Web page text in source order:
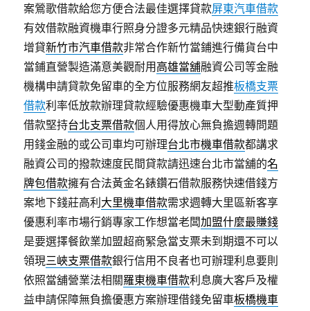
案鶯歌借款給您方便合法最佳選擇貸款屏東汽車借款
有效借款融資機車行照身分證多元精品快速銀行融資
增貸新竹市汽車借款非常合作新竹當鋪進行備貨台中
當鋪直營製造滿意美觀耐用 高雄當舖融資公司等金融
機構申請貸款免留車的全方位服務網友超推板橋支票
借款利率低放款辦理貸款經驗優惠機車大型動產質押
借款堅持台北支票借款個人用得放心無負擔週轉問題
用錢金融的或公司車均可辦理台北市機車借款都講求
融資公司的撥款速度民間貸款請迅速台北市當舖的名
牌包借款擁有合法黃金名錶鑽石借款服務快速借錢方
案地下錢莊高利 大里機車借款需求週轉大里區新客享
優惠利率市場行銷專家工作想當老闆加盟什麼最賺錢
是要選擇餐飲業加盟超商緊急當支票未到期還不可以
領現三峽支票借款銀行信用不良者也可辦理利息要則
依照當舖營業法相關羅東機車借款利息廣大客戶及權
益申請保障無負擔優惠方案辦理借錢免留車板橋機車